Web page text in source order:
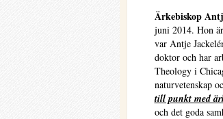
Ärkebiskop
juni 2014. Hon
var Antje
doktor och har
Theology i
naturvetenskap
till punkt med
och det goda